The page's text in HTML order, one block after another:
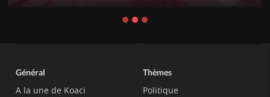
Général
A la une de Koaci
Thèmes
Politique